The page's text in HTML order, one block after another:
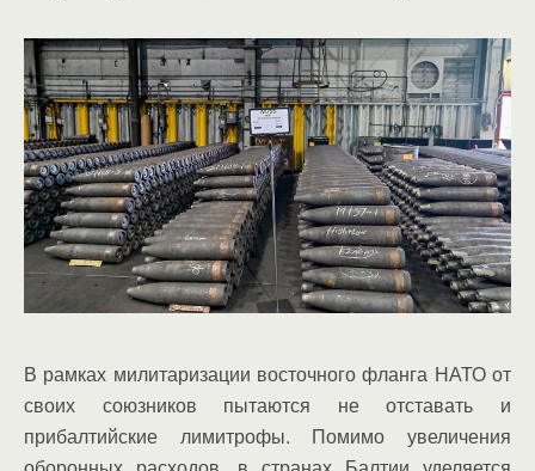
В рамках милитаризации восточного фланга НАТО от
своих союзников пытаются не отставать и
прибалтийские лимитрофы. Помимо увеличения